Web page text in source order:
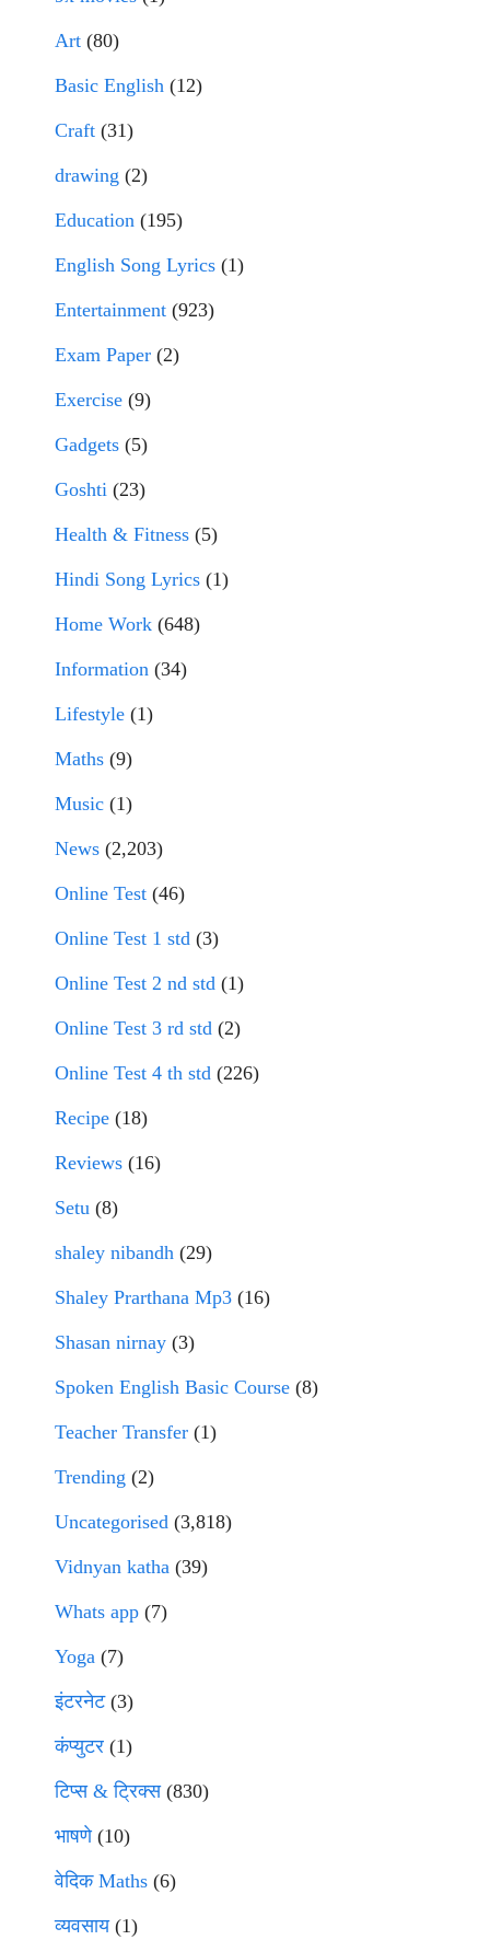
Art (80)
Basic English (12)
Craft (31)
drawing (2)
Education (195)
English Song Lyrics (1)
Entertainment (923)
Exam Paper (2)
Exercise (9)
Gadgets (5)
Goshti (23)
Health & Fitness (5)
Hindi Song Lyrics (1)
Home Work (648)
Information (34)
Lifestyle (1)
Maths (9)
Music (1)
News (2,203)
Online Test (46)
Online Test 1 std (3)
Online Test 2 nd std (1)
Online Test 3 rd std (2)
Online Test 4 th std (226)
Recipe (18)
Reviews (16)
Setu (8)
shaley nibandh (29)
Shaley Prarthana Mp3 (16)
Shasan nirnay (3)
Spoken English Basic Course (8)
Teacher Transfer (1)
Trending (2)
Uncategorised (3,818)
Vidnyan katha (39)
Whats app (7)
Yoga (7)
इंटरनेट(3)
कंप्युटर (1)
टिप्स & ट्रिक्स(830)
भाषणे(10)
वेदिक Maths (6)
व्यवसाय(1)